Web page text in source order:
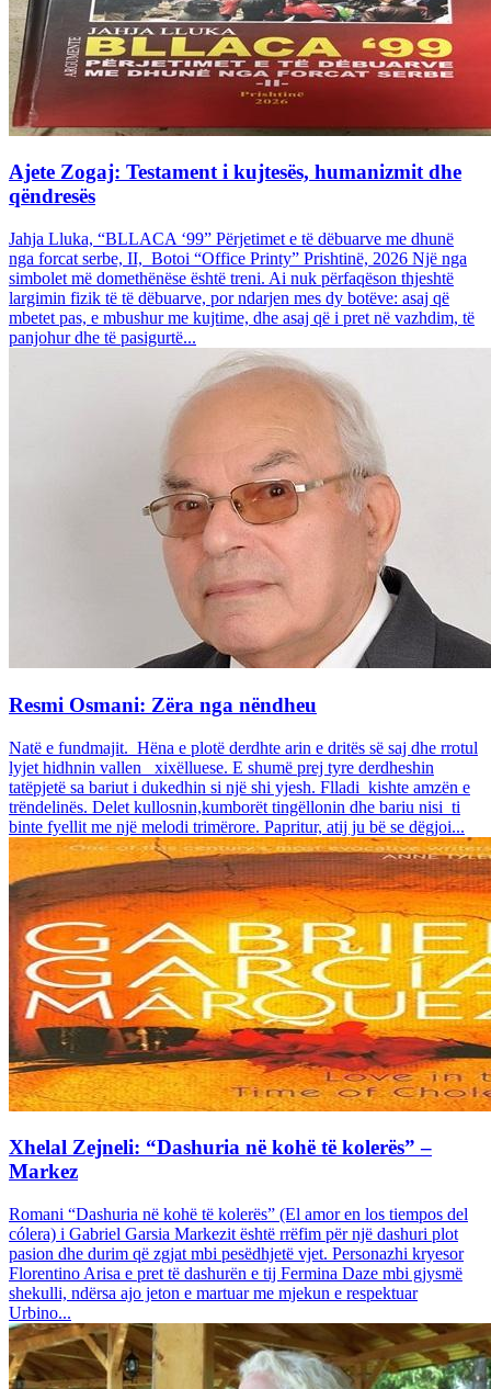
Ajete Zogaj: Testament i kujtesës, humanizmit dhe
qëndresës
Jahja Lluka, “BLLACA ‘99” Përjetimet e të dëbuarve me dhunë
nga forcat serbe, II, Botoi “Office Printy” Prishtinë, 2026 Një nga
simbolet më domethënëse është treni. Ai nuk përfaqëson thjeshtë
largimin fizik të të dëbuarve, por ndarjen mes dy botëve: asaj që
mbetet pas, e mbushur me kujtime, dhe asaj që i pret në vazhdim, të
panjohur dhe të pasigurtë...
Resmi Osmani: Zëra nga nëndheu
Natë e fundmajit. Hëna e plotë derdhte arin e dritës së saj dhe rrotul
lyjet hidhnin vallen xixëlluese. E shumë prej tyre derdheshin
tatëpjetë sa bariut i dukedhin si një shi yjesh. Flladi kishte amzën e
trëndelinës. Delet kullosnin,kumborët tingëllonin dhe bariu nisi ti
binte fyellit me një melodi trimërore. Papritur, atij ju bë se dëgjoi...
Xhelal Zejneli: “Dashuria në kohë të kolerës” –
Markez
Romani “Dashuria në kohë të kolerës” (El amor en los tiempos del
cólera) i Gabriel Garsia Markezit është rrëfim për një dashuri plot
pasion dhe durim që zgjat mbi pesëdhjetë vjet. Personazhi kryesor
Florentino Arisa e pret të dashurën e tij Fermina Daze mbi gjysmë
shekulli, ndërsa ajo jeton e martuar me mjekun e respektuar
Urbino...